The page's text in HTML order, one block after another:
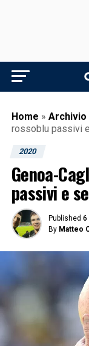
Home » Archivio
rossoblu passivi
2020
Genoa-
passivi e
Published 6
By Matteo